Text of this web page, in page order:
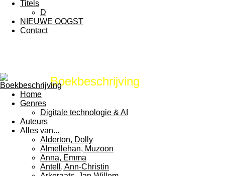
Titels
D
NIEUWE OOGST
Contact
Boekbeschrijving
Home
Genres
Digitale technologie & AI
Auteurs
Alles van...
Alderton, Dolly
Almellehan, Muzoon
Anna, Emma
Antell, Ann-Christin